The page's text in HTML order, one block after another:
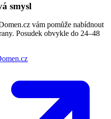
smysl
vám pomůže nabídnout
Posudek obvykle do 24–48